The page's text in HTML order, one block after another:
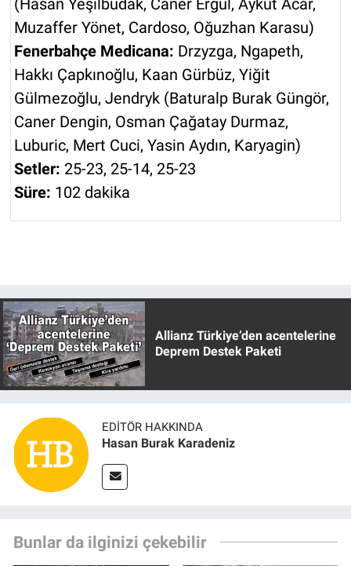
(Hasan Yeşilbudak, Caner Ergül, Aykut Acar,
Muzaffer Yönet, Cardoso, Oğuzhan Karasu)
Fenerbahçe Medicana: Drzyzga, Ngapeth,
Hakkı Çapkınoğlu, Kaan Gürbüz, Yiğit
Gülmezoğlu, Jendryk (Baturalp Burak Güngör,
Caner Dengin, Osman Çağatay Durmaz,
Luburic, Mert Cuci, Yasin Aydın, Karyagin)
Setler: 25-23, 25-14, 25-23
Süre: 102 dakika
Allianz Türkiye’den acentelerine
Deprem Destek Paketi
EDITÖR HAKKINDA
Hasan Burak Karadeniz
Bunlar da ilginizi çekebilir